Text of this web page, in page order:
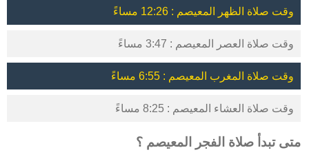
وقت صلاة الظهر المعيصم : 12:26 مساءً
وقت صلاة العصر المعيصم : 3:47 مساءً
وقت صلاة المغرب المعيصم : 6:55 مساءً
وقت صلاة العشاء المعيصم : 8:25 مساءً
متى تبدأ صلاة الفجر المعيصم ؟